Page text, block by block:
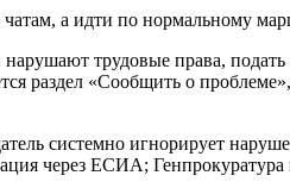
а идти по нормальному
трудовые права,
раздел «Сообщить о
системно игнорирует
через ЕСИА;